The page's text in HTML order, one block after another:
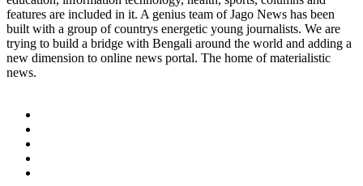
features are included in it. A genius team of Jago News has been
built with a group of countrys energetic young journalists. We are
trying to build a bridge with Bengali around the world and adding a
new dimension to online news portal. The home of materialistic
news.